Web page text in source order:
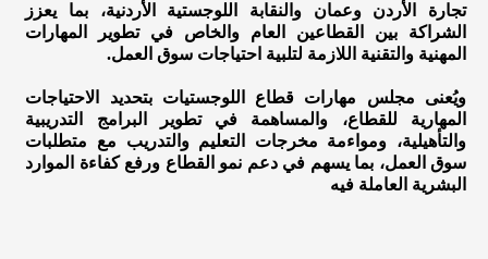
تجارة الأردن وعمان والنقابة اللوجستية الأردنية، بما يعزز
الشراكة بين القطاعين العام والخاص في تطوير المهارات
المهنية والتقنية اللازمة لتلبية احتياجات سوق العمل.
ويُعنى مجلس مهارات قطاع اللوجستيات بتحديد الاحتياجات
المهارية للقطاع، والمساهمة في تطوير البرامج التدريبية
والتأهيلية، ومواءمة مخرجات التعليم والتدريب مع متطلبات
سوق العمل، بما يسهم في دعم نمو القطاع ورفع كفاءة الموارد
البشرية العاملة فيه